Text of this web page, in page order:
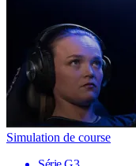
Simulation de course